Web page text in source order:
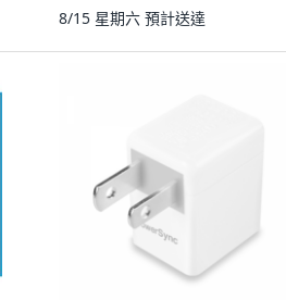
8/15 星期六 預計送達